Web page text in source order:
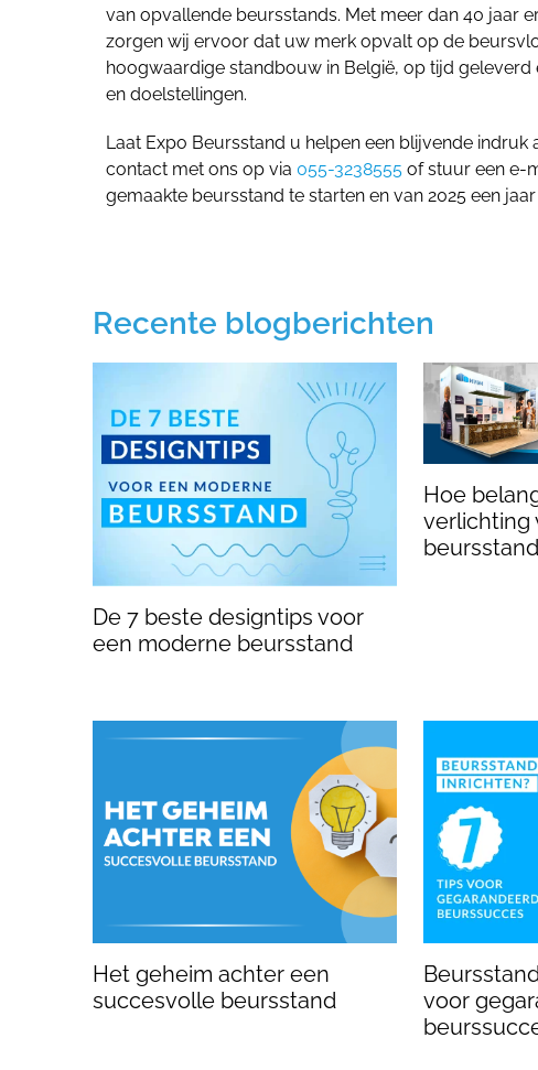
van opvallende beursstands. Met meer dan 40 jaar
zorgen wij ervoor dat uw merk opvalt op de
hoogwaardige standbouw in België, op tijd
en doelstellingen.
Laat Expo Beursstand u helpen een blijvende
contact met ons op via 055-3238555 of stuur een e-
gemaakte beursstand te starten en van 2025 een
Recente blogberichten
De 7 beste designtips voor
een moderne beursstand
Hoe
verlichting
Het geheim achter een
succesvolle beursstand
voor